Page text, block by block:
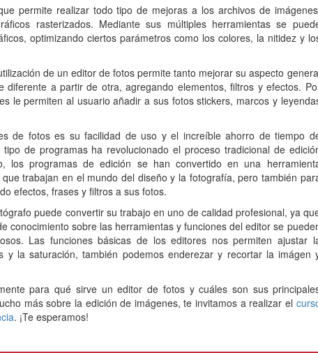
permite realizar todo tipo de mejoras a los archivos de
rasterizados. Mediante sus múltiples herramientas se
optimizando ciertos parámetros como los colores, la nitidez y
de un editor de fotos permite tanto mejorar su aspecto
diferente a partir de otra, agregando elementos, filtros y efectos.
le permiten al usuario añadir a sus fotos stickers, marcos y
de fotos es su facilidad de uso y el increíble ahorro de tiempo
de programas ha revolucionado el proceso tradicional de
los programas de edición se han convertido en una
trabajan en el mundo del diseño y la fotografía, pero también
efectos, frases y filtros a sus fotos.
puede convertir su trabajo en uno de calidad profesional, ya
conocimiento sobre las herramientas y funciones del editor se
Las funciones básicas de los editores nos permiten ajustar
y la saturación, también podemos enderezar y recortar la imágen
para qué sirve un editor de fotos y cuáles son sus
más sobre la edición de imágenes, te invitamos a realizar el
. ¡Te esperamos!